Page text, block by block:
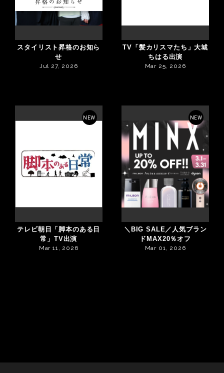
スタイリスト昇格のお知ら
せ
Jul 27, 2026
TV「髪カリスマたち」大城
ちはる出演
Mar 25, 2026
NEW
テレビ朝日「脚本のある日
常」TV出演
Mar 11, 2026
NEW
＼BIG SALE／人気ブラン
ドMAX20％オフ
Mar 01, 2026